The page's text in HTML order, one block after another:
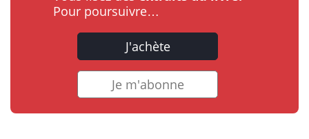
Pour poursuivre…
J'achète
Je m'abonne